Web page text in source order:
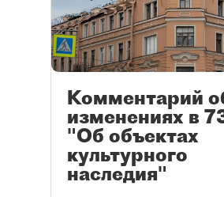
Комментарий
изменениях в
"Об объектах
культурного
наследия"